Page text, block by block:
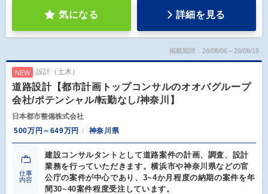
気になる 詳細を見る
掲載期間：26/08/06～26/08/19
NEW 設計（土木）
道路設計【都市計画トップコンサルのオオバグループ
会社/ポテンシャル/転勤なし/神奈川】
日本都市整備株式会社
500万円～649万円
神奈川県
仕事
内容
建設コンサルタントとして道路案件の計画、調査、設計
業務を行っていただきます。横浜市や神奈川県などの官
公庁の案件が中心であり、3~4か月程度の納期の案件を年
間30~40案件程度受注しています。